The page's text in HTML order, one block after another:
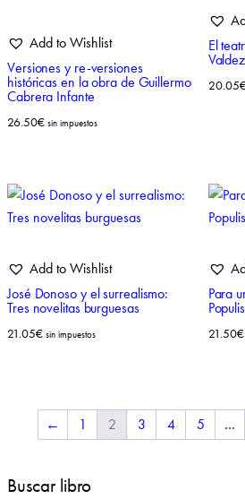
Add to Wishlist
Versiones y re-versiones
históricas en la obra de Guillermo
Cabrera Infante
26.50€ sin impuestos
El
20.05
Add to Wishlist
José Donoso y el surrealismo:
Tres novelitas burguesas
21.05€ sin impuestos
Para
21.50€
← 1 2 3 4 5 …
Buscar libro